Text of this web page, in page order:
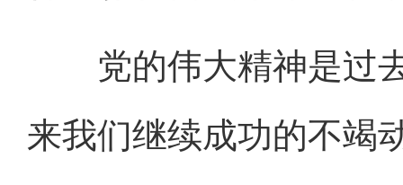
党的伟大精神是过去
来我们继续成功的不竭